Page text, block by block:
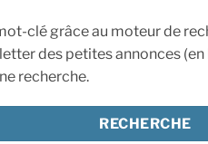
clé grâce au moteur de
des petites annonces
recherche.